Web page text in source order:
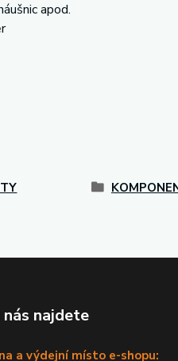
apod.
nás najdete
a výdejní místo e-shopu: